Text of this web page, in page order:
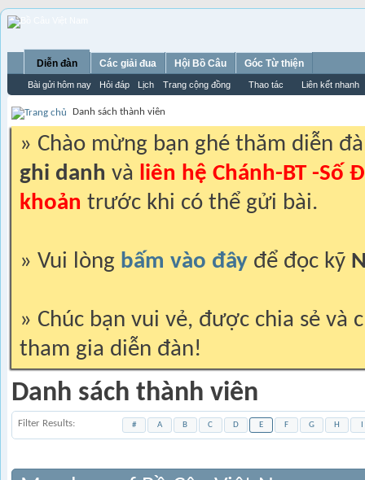
Diễn đàn
Bài gửi hôm nay Hỏi đáp Lịch Trang cộng đồng Thao tác Liên kết nhanh
Các giải đua Hội Bồ Câu Góc Từ thiện
Danh sách thành viên
» Chào mừng bạn ghé thăm diễn
ghi danh và liên hệ Chánh-BT -Số
khoản trước khi có thể gửi bài.
» Vui lòng bấm vào đây để đọc kỹ
» Chúc bạn vui vẻ, được chia sẻ và
tham gia diễn đàn!
Danh sách thành viên
Filter Results # A B C D E F G H